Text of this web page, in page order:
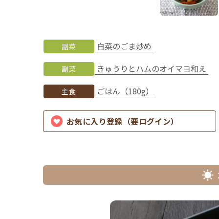
副菜 白菜のごま炒め
副菜 きゅうりとハムのオイマヨ和え
主食 ごはん（180g）
お気に入り登録（要ログイン）